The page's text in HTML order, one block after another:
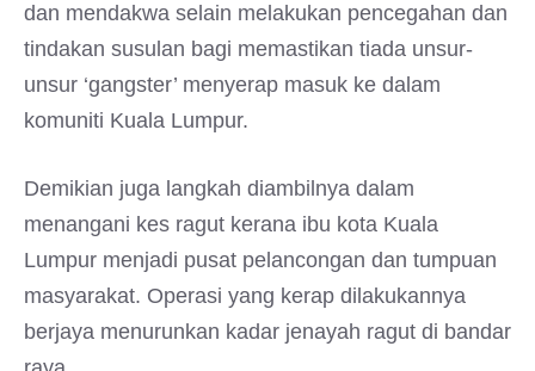
dan mendakwa selain melakukan pencegahan dan
tindakan susulan bagi memastikan tiada unsur-
unsur ‘gangster’ menyerap masuk ke dalam
komuniti Kuala Lumpur.
Demikian juga langkah diambilnya dalam
menangani kes ragut kerana ibu kota Kuala
Lumpur menjadi pusat pelancongan dan tumpuan
masyarakat. Operasi yang kerap dilakukannya
berjaya menurunkan kadar jenayah ragut di bandar